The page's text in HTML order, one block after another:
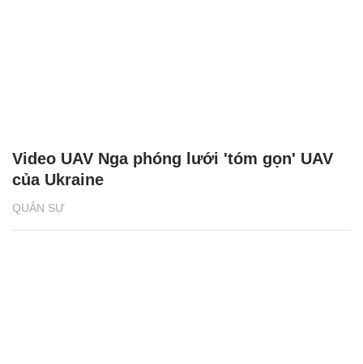
QUÂN SỰ
Video UAV Nga phóng lưới 'tóm gọn' UAV
của Ukraine